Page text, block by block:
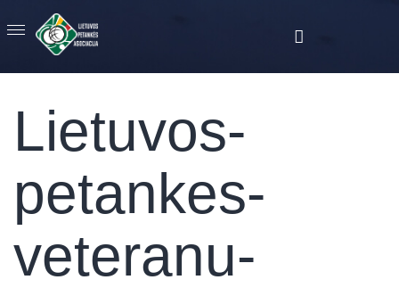
Lietuvos-
petankes-
veteranu-